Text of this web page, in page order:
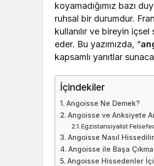
koyamadığımız bazı
ruhsal bir durumdur.
kullanılır ve bireyin
eder. Bu yazımızda, “
kapsamlı yanıtlar
İçindekiler
Angoisse Ne Demek?
Angoisse ve Anksiyete
Egzistansiyalist
Angoisse Nasıl
Angoisse ile Başa Çıkma
Angoisse Hissedenler